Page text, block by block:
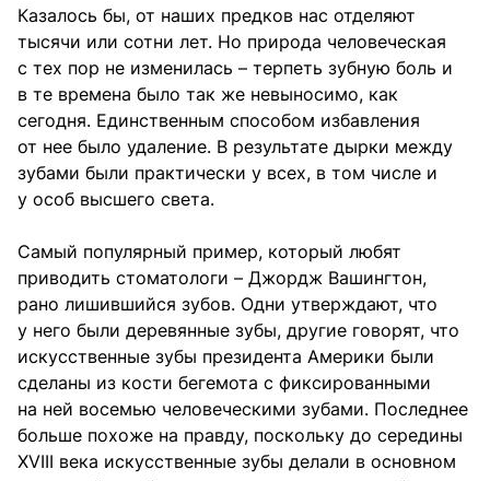
Казалось бы, от наших предков нас отделяют
тысячи или сотни лет. Но природа человеческая
с тех пор не изменилась – терпеть зубную боль и
в те времена было так же невыносимо, как
сегодня. Единственным способом избавления
от нее было удаление. В результате дырки между
зубами были практически у всех, в том числе и
у особ высшего света.
Самый популярный пример, который любят
приводить стоматологи – Джордж Вашингтон,
рано лишившийся зубов. Одни утверждают, что
у него были деревянные зубы, другие говорят, что
искусственные зубы президента Америки были
сделаны из кости бегемота с фиксированными
на ней восемью человеческими зубами. Последнее
больше похоже на правду, поскольку до середины
XVIII века искусственные зубы делали в основном